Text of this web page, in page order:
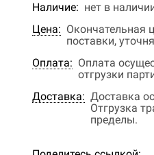
Наличие: нет в
Цена: Окончательная
поставки,
Оплата: Оплата
отгрузки
Доставка: Доставка
Отгрузка
пределы.